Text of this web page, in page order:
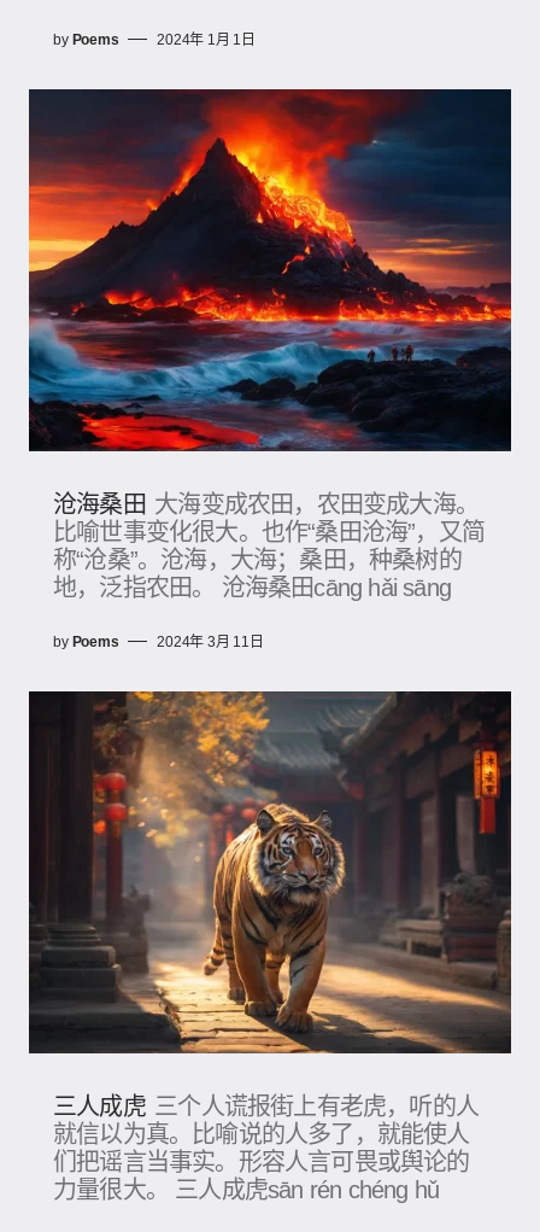
by Poems 2024年 1月 1日
沧海桑田 大海变成农田，农田变成大海。
比喻世事变化很大。也作“桑田沧海”，又简
称“沧桑”。沧海，大海；桑田，种桑树的
地，泛指农田。 沧海桑田cāng hǎi sāng
by Poems 2024年 3月 11日
三人成虎 三个人谎报街上有老虎，听的人
就信以为真。比喻说的人多了，就能使人
们把谣言当事实。形容人言可畏或舆论的
力量很大。 三人成虎sān rén chéng hǔ